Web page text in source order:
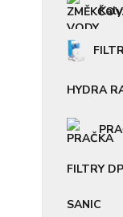
HYDRA
FILTRY
SANIC